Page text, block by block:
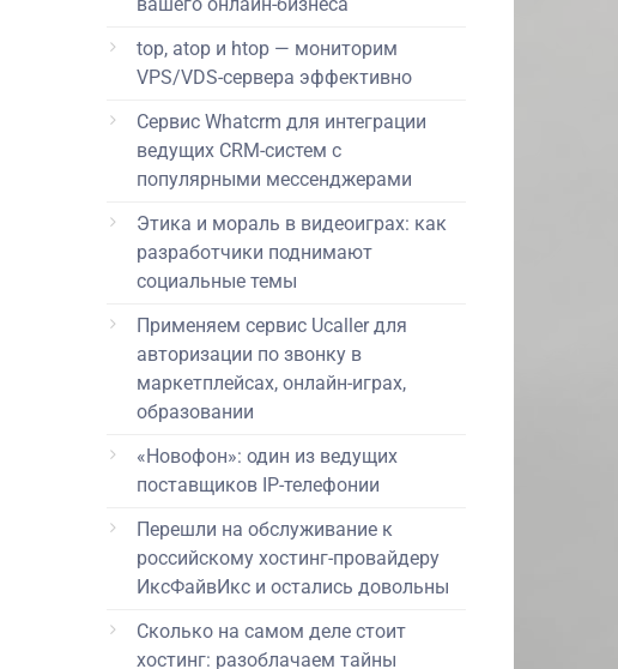
top, atop и htop — мониторим
VPS/VDS-сервера эффективно
Сервис Whatcrm для интеграции
ведущих CRM-систем с
популярными мессенджерами
Этика и мораль в видеоиграх: как
разработчики поднимают
социальные темы
Применяем сервис Ucaller для
авторизации по звонку в
маркетплейсах, онлайн-играх,
образовании
«Новофон»: один из ведущих
поставщиков IP-телефонии
Перешли на обслуживание к
российскому хостинг-провайдеру
ИксФайвИкс и остались довольны
Сколько на самом деле стоит
хостинг: разоблачаем тайны